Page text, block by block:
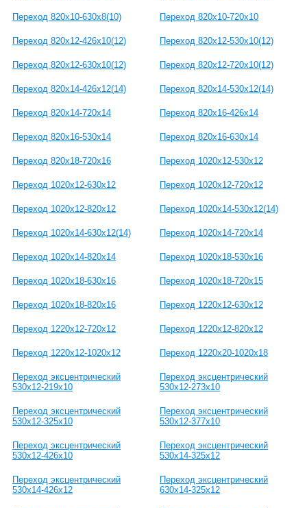
Переход 820x10-630x8(10) Переход 820x10-720x10
Переход 820x12-426x10(12) Переход 820x12-530x10(12)
Переход 820x12-630x10(12) Переход 820x12-720x10(12)
Переход 820x14-426x12(14) Переход 820x14-530x12(14)
Переход 820x14-720x14 Переход 820x16-426x14
Переход 820x16-530x14 Переход 820x16-630x14
Переход 820x18-720x16 Переход 1020x12-530x12
Переход 1020x12-630x12 Переход 1020x12-720x12
Переход 1020x12-820x12 Переход 1020x14-530x12(14)
Переход 1020x14-630x12(14) Переход 1020x14-720x14
Переход 1020x14-820x14 Переход 1020x18-530x16
Переход 1020x18-630x16 Переход 1020x18-720x15
Переход 1020x18-820x16 Переход 1220x12-630x12
Переход 1220x12-720x12 Переход 1220x12-820x12
Переход 1220x12-1020x12 Переход 1220x20-1020x18
Переход эксцентрический
530x12-219x10
Переход эксцентрический
530x12-273x10
Переход эксцентрический
530x12-325x10
Переход эксцентрический
530x12-377x10
Переход эксцентрический
530x12-426x10
Переход эксцентрический
530x14-325x12
Переход эксцентрический
530x14-426x12
Переход эксцентрический
630x14-325x12